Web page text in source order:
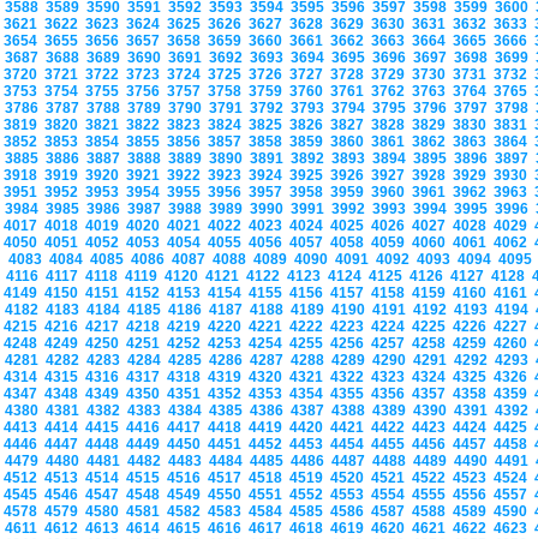
3588 3589 3590 3591 3592 3593 3594 3595 3596 3597 3598 3599 3600
3621 3622 3623 3624 3625 3626 3627 3628 3629 3630 3631 3632 3633
3654 3655 3656 3657 3658 3659 3660 3661 3662 3663 3664 3665 3666
3687 3688 3689 3690 3691 3692 3693 3694 3695 3696 3697 3698 3699
3720 3721 3722 3723 3724 3725 3726 3727 3728 3729 3730 3731 3732
3753 3754 3755 3756 3757 3758 3759 3760 3761 3762 3763 3764 3765
3786 3787 3788 3789 3790 3791 3792 3793 3794 3795 3796 3797 3798
3819 3820 3821 3822 3823 3824 3825 3826 3827 3828 3829 3830 3831
3852 3853 3854 3855 3856 3857 3858 3859 3860 3861 3862 3863 3864
3885 3886 3887 3888 3889 3890 3891 3892 3893 3894 3895 3896 3897
3918 3919 3920 3921 3922 3923 3924 3925 3926 3927 3928 3929 3930
3951 3952 3953 3954 3955 3956 3957 3958 3959 3960 3961 3962 3963
3984 3985 3986 3987 3988 3989 3990 3991 3992 3993 3994 3995 3996
4017 4018 4019 4020 4021 4022 4023 4024 4025 4026 4027 4028 4029
4050 4051 4052 4053 4054 4055 4056 4057 4058 4059 4060 4061 4062
4083 4084 4085 4086 4087 4088 4089 4090 4091 4092 4093 4094 4095
4116 4117 4118 4119 4120 4121 4122 4123 4124 4125 4126 4127 4128
4149 4150 4151 4152 4153 4154 4155 4156 4157 4158 4159 4160 4161
4182 4183 4184 4185 4186 4187 4188 4189 4190 4191 4192 4193 4194
4215 4216 4217 4218 4219 4220 4221 4222 4223 4224 4225 4226 4227
4248 4249 4250 4251 4252 4253 4254 4255 4256 4257 4258 4259 4260
4281 4282 4283 4284 4285 4286 4287 4288 4289 4290 4291 4292 4293
4314 4315 4316 4317 4318 4319 4320 4321 4322 4323 4324 4325 4326
4347 4348 4349 4350 4351 4352 4353 4354 4355 4356 4357 4358 4359
4380 4381 4382 4383 4384 4385 4386 4387 4388 4389 4390 4391 4392
4413 4414 4415 4416 4417 4418 4419 4420 4421 4422 4423 4424 4425
4446 4447 4448 4449 4450 4451 4452 4453 4454 4455 4456 4457 4458
4479 4480 4481 4482 4483 4484 4485 4486 4487 4488 4489 4490 4491
4512 4513 4514 4515 4516 4517 4518 4519 4520 4521 4522 4523 4524
4545 4546 4547 4548 4549 4550 4551 4552 4553 4554 4555 4556 4557
4578 4579 4580 4581 4582 4583 4584 4585 4586 4587 4588 4589 4590
4611 4612 4613 4614 4615 4616 4617 4618 4619 4620 4621 4622 4623